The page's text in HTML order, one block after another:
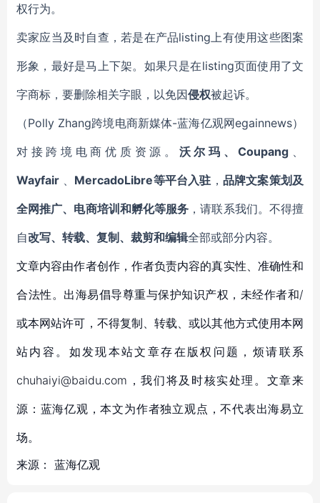
权行为。
卖家应当及时自查，若是在产品listing上有使用这些图案
形象， 最好是马上下架。 如果只是在listing页面使用了文
字商标，要删除相关字眼，以免因侵权被起诉。
（Polly Zhang跨境电商新媒体-蓝海亿观网egainnews）
对接跨境电商优质资源。 沃尔玛、Coupang 、
Wayfair 、 MercadoLibre等平台入驻 ， 品牌文案策划及
全网推广、电商培训和孵化等服务 ，请联系我们。不得擅
自改写、转载、复制、裁剪和编辑全部或部分内容。
文章内容由作者创作，作者负责内容的真实性、准确性和
合法性。出海易倡导尊重与保护知识产权，未经作者和/
或本网站许可，不得复制、转载、或以其他方式使用本网
站内容。如发现本站文章存在版权问题，烦请联系
chuhaiyi@baidu.com，我们将及时核实处理。文章来
源：蓝海亿观，本文为作者独立观点，不代表出海易立
场。
来源： 蓝海亿观